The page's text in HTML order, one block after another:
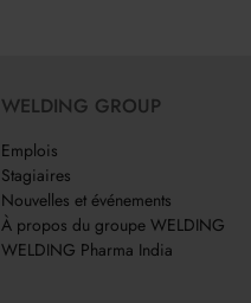
WELDING GROUP
Emplois
Stagiaires
Nouvelles et événements
À propos du groupe WELDING
WELDING Pharma India